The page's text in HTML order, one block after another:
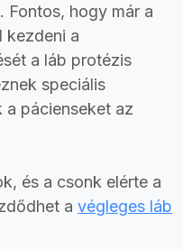
Fontos, hogy már a
kezdeni a
a láb protézis
speciális
pácienseket az
és a csonk elérte a
a végleges láb